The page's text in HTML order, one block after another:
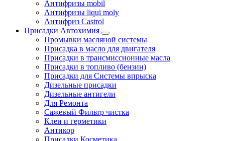
Антифризы mobil
Антифризы liqui moly
Антифриз Castrol
Присадки Автохимия
Промывки масляной системы
Присадка в масло для двигателя
Присадки в трансмиссионные масла
Присадки в топливо (бензин)
Присадки для Системы впрыска
Дизельные присадки
Дизельные антигели
Для Ремонта
Сажевый Фильтр чистка
Клеи и герметики
Антикор
Присадки Косметика